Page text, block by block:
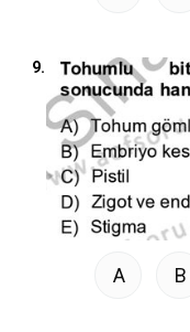
9.
A B